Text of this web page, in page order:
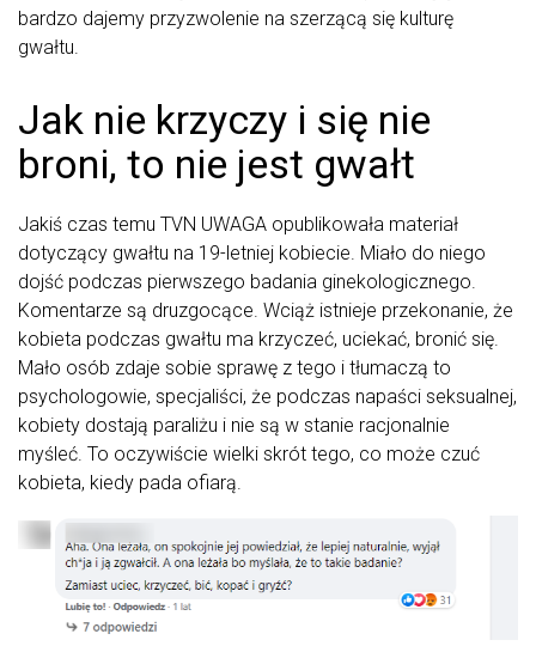
bardzo dajemy przyzwolenie na szerzącą się kulturę
gwałtu.
Jak nie krzyczy i się nie
broni, to nie jest gwałt
Jakiś czas temu TVN UWAGA opublikowała materiał
dotyczący gwałtu na 19-letniej kobiecie. Miało do niego
dojść podczas pierwszego badania ginekologicznego.
Komentarze są druzgocące. Wciąż istnieje przekonanie, że
kobieta podczas gwałtu ma krzyczeć, uciekać, bronić się.
Mało osób zdaje sobie sprawę z tego i tłumaczą to
psychologowie, specjaliści, że podczas napaści seksualnej,
kobiety dostają paraliżu i nie są w stanie racjonalnie
myśleć. To oczywiście wielki skrót tego, co może czuć
kobieta, kiedy pada ofiarą.